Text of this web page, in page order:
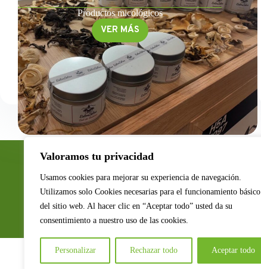
Valoramos tu privacidad
Usamos cookies para mejorar su experiencia de navegación.
Utilizamos solo Cookies necesarias para el funcionamiento básico
del sitio web. Al hacer clic en “Aceptar todo” usted da su
consentimiento a nuestro uso de las cookies.
Personalizar Rechazar todo Aceptar todo
Productos micológicos
VER MÁSEntreSetas